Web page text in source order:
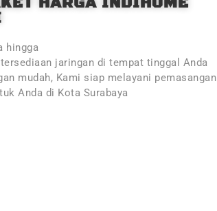
hingga
jaringan di tempat tinggal Anda
mudah, Kami siap melayani pemasangan
Anda di Kota Surabaya